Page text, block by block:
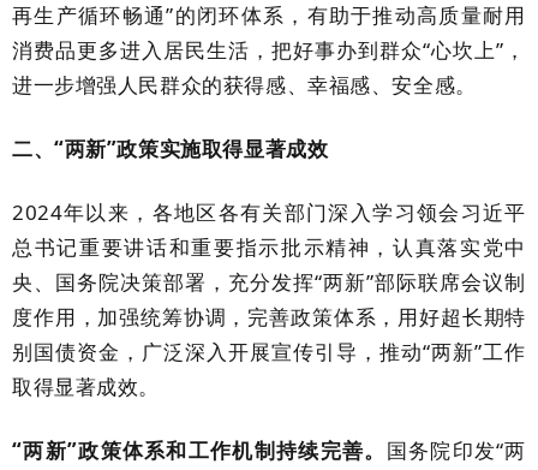
再生产循环畅通”的闭环体系，有助于推动高质量耐用
消费品更多进入居民生活，把好事办到群众“心坎上”，
进一步增强人民群众的获得感、幸福感、安全感。
二、“两新”政策实施取得显著成效
2024年以来，各地区各有关部门深入学习领会习近平
总书记重要讲话和重要指示批示精神，认真落实党中
央、国务院决策部署，充分发挥“两新”部际联席会议制
度作用，加强统筹协调，完善政策体系，用好超长期特
别国债资金，广泛深入开展宣传引导，推动“两新”工作
取得显著成效。
“两新”政策体系和工作机制持续完善。 国务院印发“两